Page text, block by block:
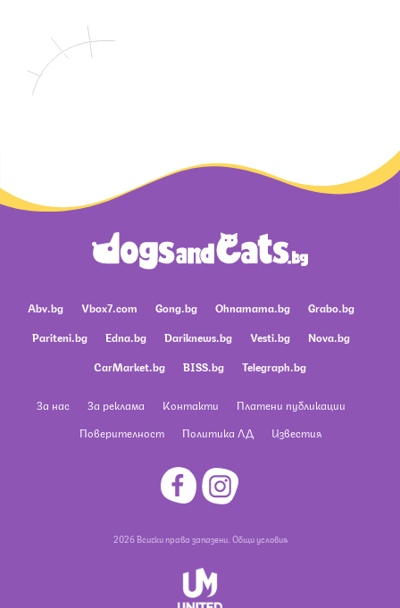
Abv.bg Vbox7.com Gong.bg Ohnamama.bg
Grabo.bg
Pariteni.bg
Edna.bg Dariknews.bg Vesti.bg
Nova.bg
CarMarket.bg
BISS.bg Telegraph.bg
За нас За реклама Контакти
Платени публикации
Поверителност
Политика ЛД Известия
2026 Всички права запазени. Общи условия